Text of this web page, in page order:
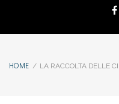
HOME / LA RACCOLTA DELLE